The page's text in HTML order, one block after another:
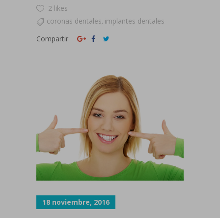
2 likes
coronas dentales, implantes dentales
Compartir
18 noviembre, 2016